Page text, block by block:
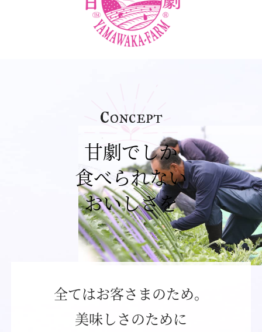
concept
甘劇でしか
食べられない
おいしさを
全てはお客さまのため。
美味しさのために